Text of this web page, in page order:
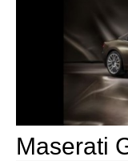
Maserati